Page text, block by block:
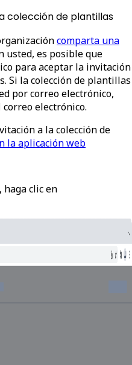
colección de plantillas
comparta una
usted, es posible que
para aceptar la invitación
Si la colección de plantillas
por correo electrónico,
correo electrónico.
a la colección de
la aplicación web
haga clic en